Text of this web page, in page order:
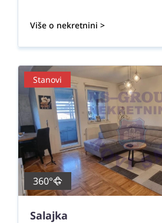
Više o nekretnini >
Stanovi
360°
Salajka